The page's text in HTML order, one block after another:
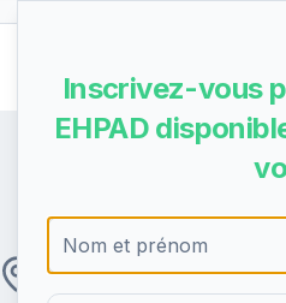
Inscrivez-vous
EHPAD